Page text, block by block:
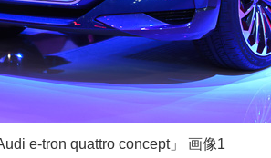
e-tron quattro concept」 画像1